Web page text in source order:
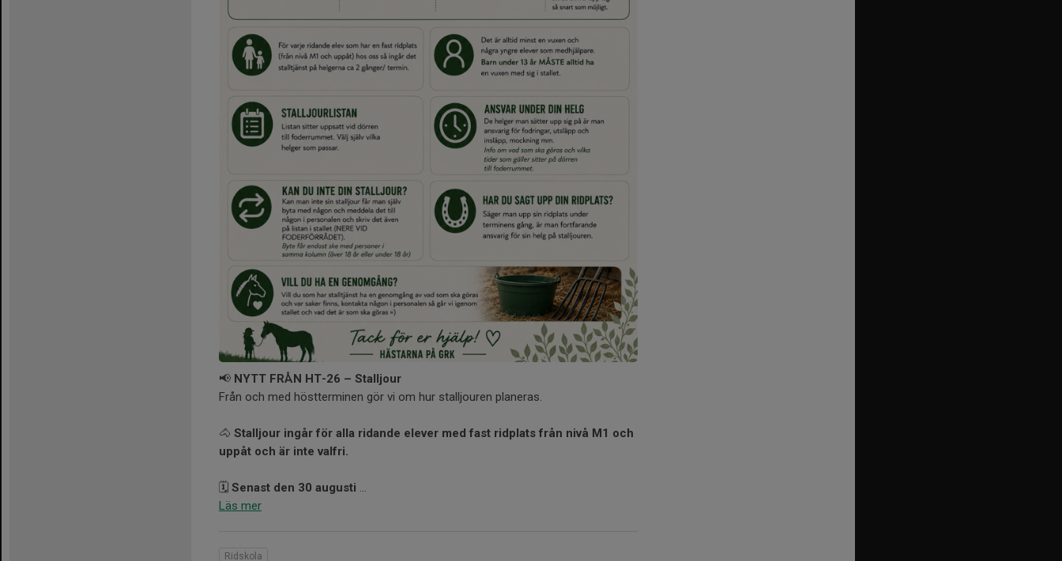
📢 NYTT FRÅN HT-26 – Stalljour
Från och med höstterminen gör vi om hur stalljouren planeras.
🐴 Stalljour ingår för alla ridande elever med fast ridplats från nivå M1 och
uppåt och är inte valfri.
🗓️ Senast den 30 augusti ...
Läs mer
Ridskola